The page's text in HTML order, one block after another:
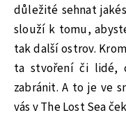
důležité sehnat
slouží k tomu,
tak další ostrov.
ta stvoření či lidé,
zabránit. A to je ve
vás v The Lost Sea